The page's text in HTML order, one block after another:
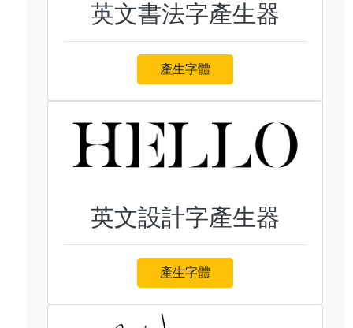
英文書法字產生器
產生字體
英文設計字產生器
產生字體